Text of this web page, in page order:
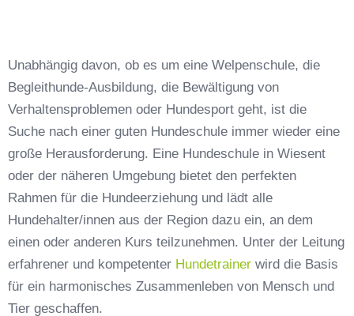
Unabhängig davon, ob es um eine Welpenschule, die
Begleithunde-Ausbildung, die Bewältigung von
Verhaltensproblemen oder Hundesport geht, ist die
Suche nach einer guten Hundeschule immer wieder eine
große Herausforderung. Eine Hundeschule in Wiesent
oder der näheren Umgebung bietet den perfekten
Rahmen für die Hundeerziehung und lädt alle
Hundehalter/innen aus der Region dazu ein, an dem
einen oder anderen Kurs teilzunehmen. Unter der Leitung
erfahrener und kompetenter Hundetrainer wird die Basis
für ein harmonisches Zusammenleben von Mensch und
Tier geschaffen.